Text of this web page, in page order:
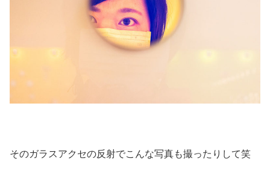
そのガラスアクセの反射でこんな写真も撮ったりして笑